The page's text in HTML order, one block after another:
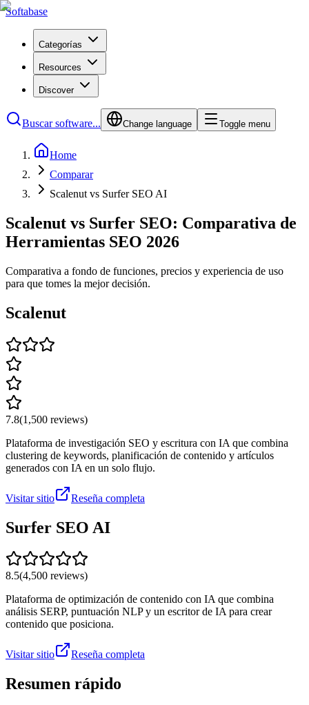
Softabase
Categorías
Resources
Discover
Buscar software... Change language Toggle menu
Home
Comparar
Scalenut vs Surfer SEO AI
Scalenut vs Surfer SEO: Comparativa de
Herramientas SEO 2026
Comparativa a fondo de funciones, precios y experiencia de uso
para que tomes la mejor decisión.
Scalenut
7.8(1,500 reviews)
Plataforma de investigación SEO y escritura con IA que combina
clustering de keywords, planificación de contenido y artículos
generados con IA en un solo flujo.
Visitar sitio Reseña completa
Surfer SEO AI
8.5(4,500 reviews)
Plataforma de optimización de contenido con IA que combina
análisis SERP, puntuación NLP y un escritor de IA para crear
contenido que posiciona.
Visitar sitio Reseña completa
Resumen rápido